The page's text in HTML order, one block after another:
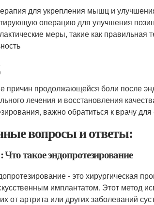
для укрепления мышц и
операцию для улучшения
меры, такие как правильная
причин продолжающейся боли после
лечения и восстановления
важно обратиться к врачу
вопросы и ответы:
Что такое эндопротезирование
- это хирургическая
имплантатом. Этот метод
от артрита или других заболеваний